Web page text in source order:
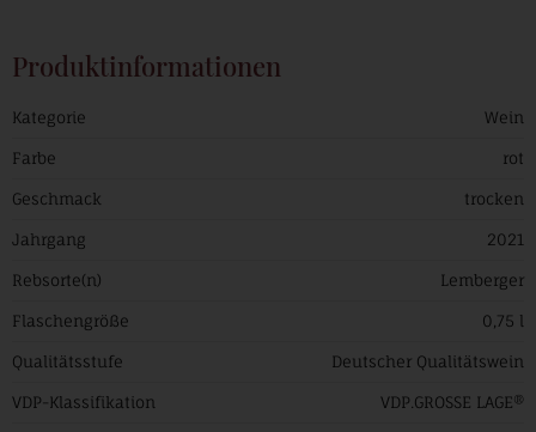
Produktinformationen
Kategorie Wein
Farbe rot
Geschmack trocken
Jahrgang 2021
Rebsorte(n) Lemberger
Flaschengröße 0,75 l
Qualitätsstufe Deutscher Qualitätswein
VDP-Klassifikation VDP.GROSSE LAGE®